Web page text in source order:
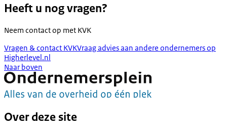
Heeft u nog vragen?
Neem contact op met KVK
Vragen & contact KVKVraag advies aan andere ondernemers op
Higherlevel.nl
Naar boven
Over deze site